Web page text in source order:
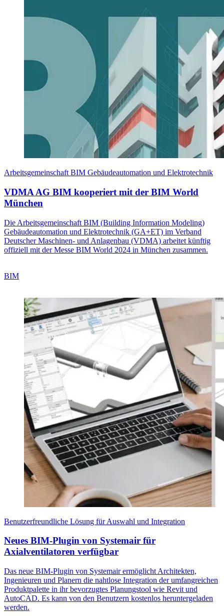
Arbeitsgemeinschaft BIM Gebäudeautomation und Elektrotechnik
VDMA AG BIM kooperiert mit der BIM World
München
Die Arbeitsgemeinschaft BIM (Building Information Modeling)
Gebäudeautomation und Elektrotechnik (GA+ET) im Verband
Deutscher Maschinen- und Anlagenbau (VDMA) arbeitet künftig
offiziell mit der Messe BIM World 2024 in München zusammen.
BIM
Benutzerfreundliche Lösung für Auswahl und Integration
Neues BIM-Plugin von Systemair für
Axialventilatoren verfügbar
Das neue BIM-Plugin von Systemair ermöglicht Architekten,
Ingenieuren und Planern die nahtlose Integration der umfangreichen
Produktpalette in ihr bevorzugtes Planungstool wie Revit und
AutoCAD. Es kann von den Benutzern kostenlos heruntergeladen
werden.